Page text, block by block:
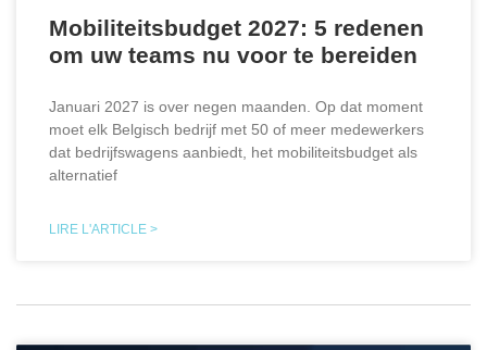
Mobiliteitsbudget 2027: 5 redenen
om uw teams nu voor te bereiden
Januari 2027 is over negen maanden. Op dat moment
moet elk Belgisch bedrijf met 50 of meer medewerkers
dat bedrijfswagens aanbiedt, het mobiliteitsbudget als
alternatief
LIRE L'ARTICLE >